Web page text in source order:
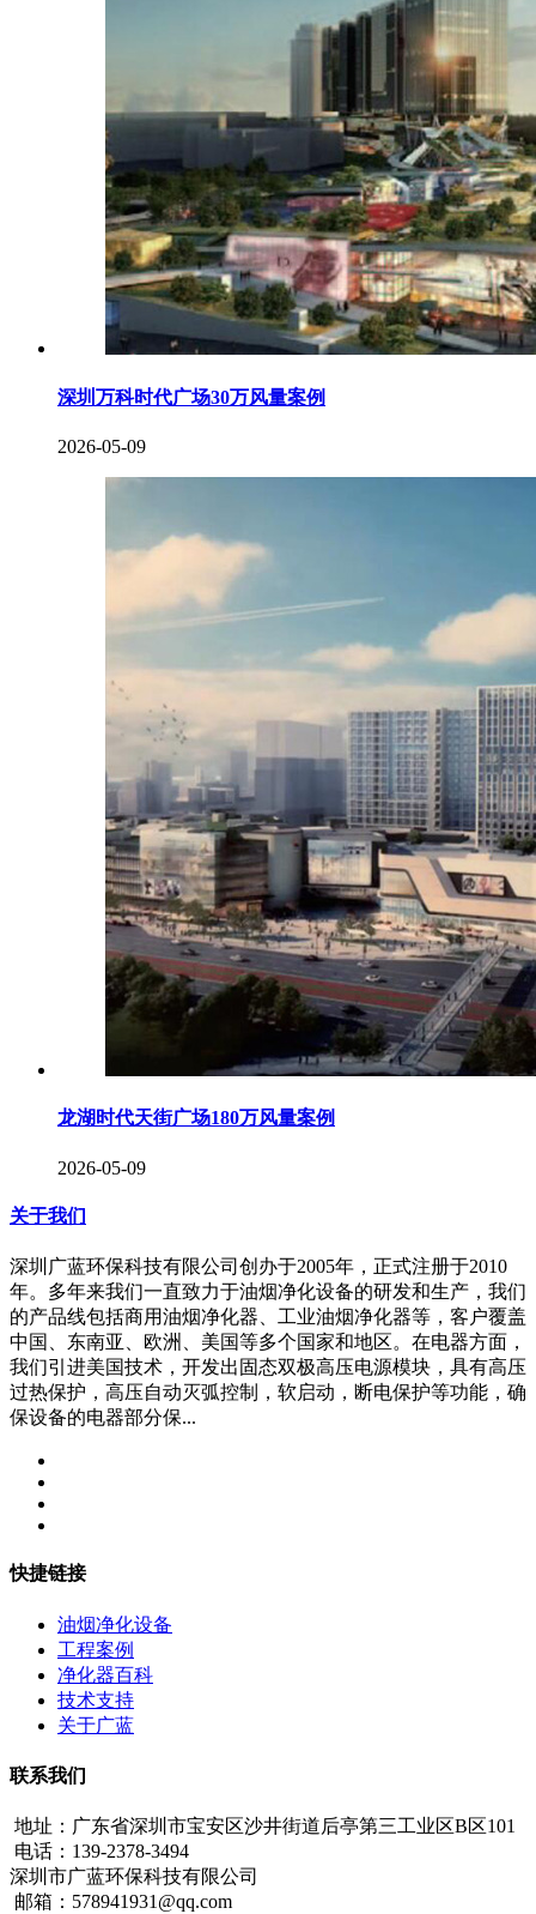
深圳万科时代广场30万风量案例
2026-05-09
龙湖时代天街广场180万风量案例
2026-05-09
关于我们
深圳广蓝环保科技有限公司创办于2005年，正式注册于2010
年。多年来我们一直致力于油烟净化设备的研发和生产，我们
的产品线包括商用油烟净化器、工业油烟净化器等，客户覆盖
中国、东南亚、欧洲、美国等多个国家和地区。在电器方面，
我们引进美国技术，开发出固态双极高压电源模块，具有高压
过热保护，高压自动灭弧控制，软启动，断电保护等功能，确
保设备的电器部分保...
快捷链接
油烟净化设备
工程案例
净化器百科
技术支持
关于广蓝
联系我们
地址：广东省深圳市宝安区沙井街道后亭第三工业区B区101
电话：139-2378-3494
深圳市广蓝环保科技有限公司
邮箱：578941931@qq.com